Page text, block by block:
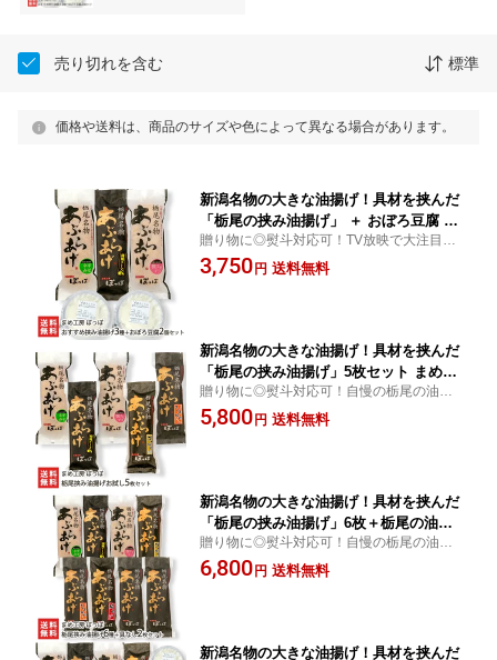
売り切れを含む 標準
価格や送料は、商品のサイズや色によって異なる場合があります。
新潟名物の大きな油揚げ！具材を挟んだ
「栃尾の挟み油揚げ」 ＋ おぼろ豆腐 2
個セット まめ工房 ぽっぽ ジャンボ油揚
げ ケンミンショー 新潟県 生産者直送
贈り物に◎熨斗対応可！TV放映で大注目の
栃尾の油揚げ！様々な具材を挟み込んだ
「栃尾挟み油揚げ」3枚＋特製おぼろ豆腐2
3,750 円 送料無料
新潟名物の大きな油揚げ！具材を挟んだ
「栃尾の挟み油揚げ」5枚セット まめ工
房 ぽっぽジャンボ油揚げ ケンミンショ
ー 新潟県 生産者直送 お取り寄せ ギフ
贈り物に◎熨斗対応可！自慢の栃尾の油揚
げに、様々な具材を挟み込んだ「栃尾挟み
油揚げ」5枚セット！温めるだけで色々な味
5,800 円 送料無料
新潟名物の大きな油揚げ！具材を挟んだ
「栃尾の挟み油揚げ」6枚＋栃尾の油揚
げ（具なし）2枚セット まめ工房 ぽっぽ
ジャンボ油揚げ ケンミンショー 新潟県
贈り物に◎熨斗対応可！自慢の栃尾の油揚
げに、様々な具材を挟み込んだ「栃尾挟み
油揚げ」6枚＋栃尾の油揚げ（具なし）2枚
6,800 円 送料無料
新潟名物の大きな油揚げ！具材を挟んだ